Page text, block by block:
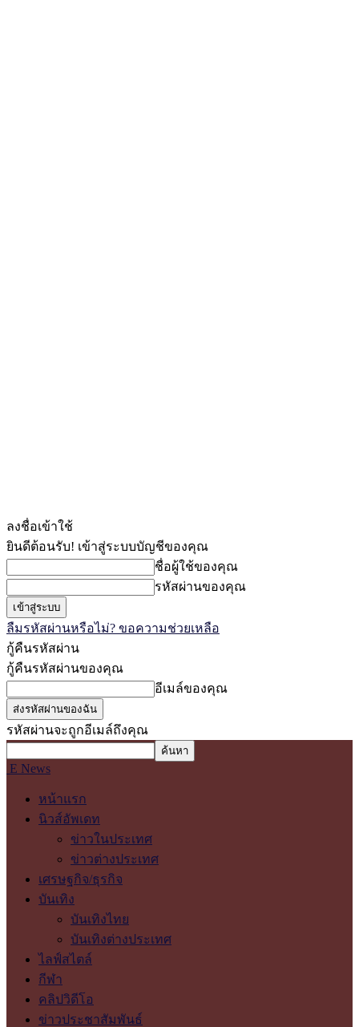
ลงชื่อเข้าใช้
ยินดีต้อนรับ! เข้าสู่ระบบบัญชีของคุณ
ชื่อผู้ใช้ของคุณ
รหัสผ่านของคุณ
ลืมรหัสผ่านหรือไม่? ขอความช่วยเหลือ
กู้คืนรหัสผ่าน
กู้คืนรหัสผ่านของคุณ
อีเมล์ของคุณ
รหัสผ่านจะถูกอีเมล์ถึงคุณ
E News
หน้าแรก
นิวส์อัพเดท
ข่าวในประเทศ
ข่าวต่างประเทศ
เศรษฐกิจ/ธุรกิจ
บันเทิง
บันเทิงไทย
บันเทิงต่างประเทศ
ไลฟ์สไตล์
กีฬา
คลิปวิดีโอ
ข่าวประชาสัมพันธ์